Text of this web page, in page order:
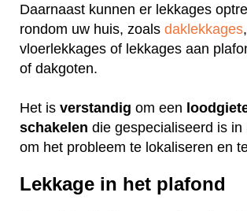
Daarnaast kunnen er lekkages
rondom uw huis, zoals daklekkages,
vloerlekkages of lekkages aan
of dakgoten.
Het is verstandig om een
schakelen die gespecialiseerd is in
om het probleem te lokaliseren en
Lekkage in het plafond